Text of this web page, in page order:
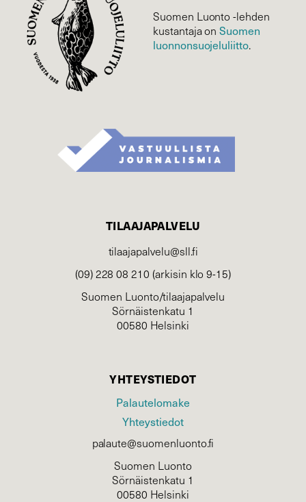
Suomen Luonto -lehden
kustantaja onSuomen
luonnonsuojelu­liitto.
TILAAJAPALVELU
tilaajapalvelu@sll.fi
(09) 228 08 210 (arkisin klo 9-15)
Suomen Luonto/tilaajapalvelu
Sörnäistenkatu 1
00580 Helsinki
YHTEYSTIEDOT
Palautelomake
Yhteystiedot
palaute@suomenluonto.fi
Suomen Luonto
Sörnäistenkatu 1
00580 Helsinki